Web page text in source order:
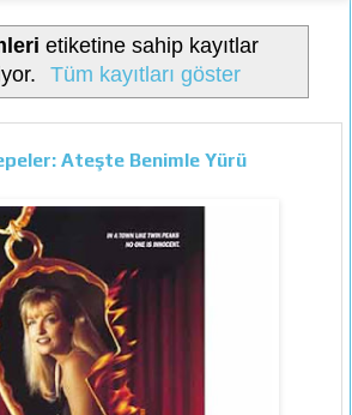
etiketine sahip kayıtlar
Tüm kayıtları göster
Ateşte Benimle Yürü